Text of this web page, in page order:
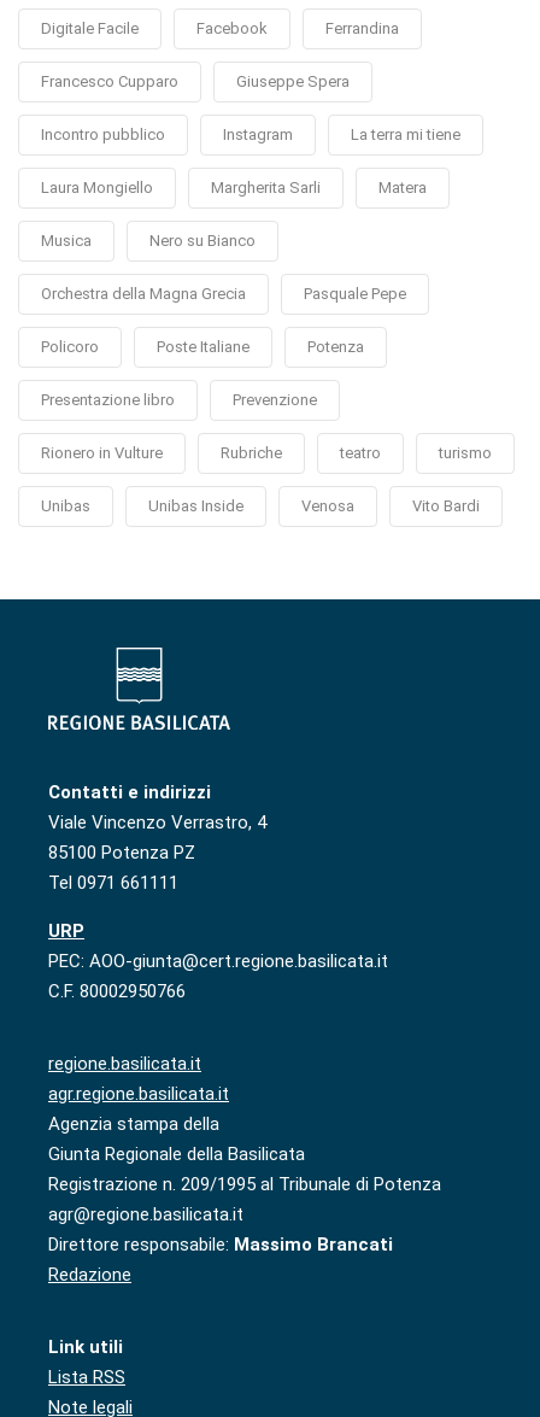
Digitale Facile Facebook Ferrandina
Francesco Cupparo Giuseppe Spera
Incontro pubblico Instagram La terra mi tiene
Laura Mongiello Margherita Sarli Matera
Musica Nero su Bianco
Orchestra della Magna Grecia Pasquale Pepe
Policoro Poste Italiane Potenza
Presentazione libro Prevenzione
Rionero in Vulture Rubriche teatro turismo
Unibas Unibas Inside Venosa Vito Bardi
Contatti e indirizzi
Viale Vincenzo Verrastro, 4
85100 Potenza PZ
Tel 0971 661111
URP
PEC: AOO-giunta@cert.regione.basilicata.it
C.F. 80002950766
regione.basilicata.it
agr.regione.basilicata.it
Agenzia stampa della
Giunta Regionale della Basilicata
Registrazione n. 209/1995 al Tribunale di Potenza
agr@regione.basilicata.it
Direttore responsabile: Massimo Brancati
Redazione
Link utili
Lista RSS
Note legali